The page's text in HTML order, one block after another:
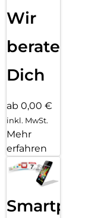
Wir
beraten
Dich
ab 0,00 €
inkl. MwSt.
Mehr
erfahren
Smartphone